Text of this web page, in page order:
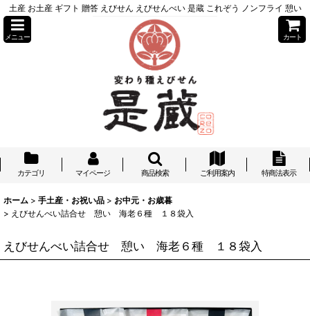
土産 お土産 ギフト 贈答 えびせん えびせんべい 是蔵 これぞう ノンフライ 憩い
メニュー カート
カテゴリ マイページ 商品検索 ご利用案内 特商法表示
ホーム > 手土産・お祝い品 > お中元・お歳暮
> えびせんべい詰合せ 憩い 海老６種 １８袋入
えびせんべい詰合せ 憩い 海老６種 １８袋入